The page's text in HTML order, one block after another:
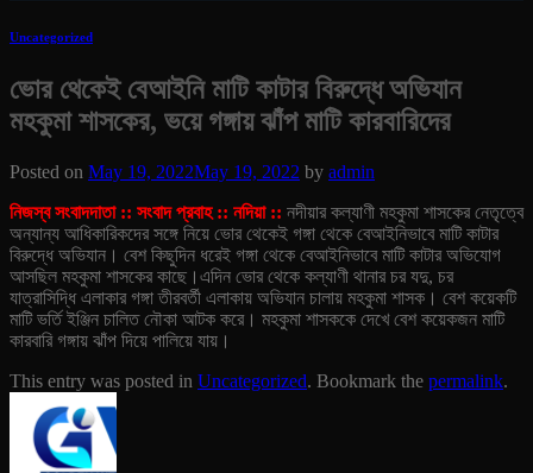
Uncategorized
‎ভোর থেকেই বেআইনি মাটি কাটার বিরুদ্ধে অভিযান
মহকুমা শাসকের, ভয়ে গঙ্গায় ঝাঁপ মাটি কারবারিদের
Posted on May 19, 2022May 19, 2022 by admin
নিজস্ব সংবাদদাতা :: সংবাদ প্রবাহ :: নদিয়া :: নদীয়ার কল্যাণী মহকুমা শাসকের নেতৃত্বে
অন্যান্য আধিকারিকদের সঙ্গে নিয়ে ভোর থেকেই গঙ্গা থেকে বেআইনিভাবে মাটি কাটার
বিরুদ্ধে অভিযান। বেশ কিছুদিন ধরেই গঙ্গা থেকে বেআইনিভাবে মাটি কাটার অভিযোগ
আসছিল মহকুমা শাসকের কাছে। এদিন ভোর থেকে কল্যাণী থানার চর যদু, চর
যাত্রাসিদ্ধি এলাকার গঙ্গা তীরবর্তী এলাকায় অভিযান চালায় মহকুমা শাসক। বেশ কয়েকটি
মাটি ভর্তি ইঞ্জিন চালিত নৌকা আটক করে। মহকুমা শাসককে দেখে বেশ কয়েকজন মাটি
কারবারি গঙ্গায় ঝাঁপ দিয়ে পালিয়ে যায়।
This entry was posted in Uncategorized. Bookmark the permalink.